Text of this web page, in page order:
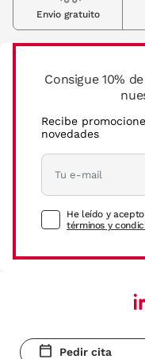
Consigue 10%
Recibe
novedades
He leído y
términos y
Envio gratuito
Pedir cita